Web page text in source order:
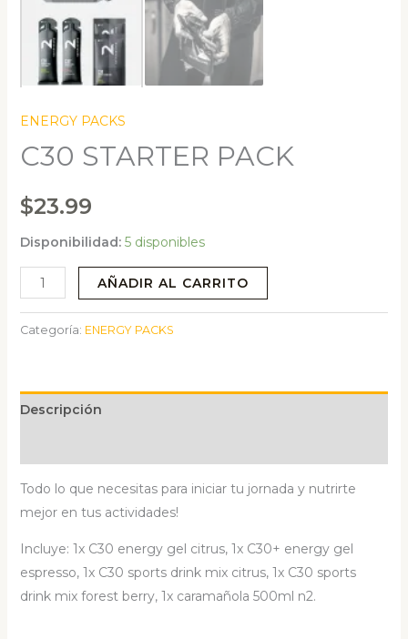
ENERGY PACKS
C30 STARTER PACK
$23.99
Disponibilidad: 5 disponibles
C30
STARTER
PACK
AÑADIR AL CARRITO
Categoría: ENERGY PACKS
Descripción
Todo lo que necesitas para iniciar tu jornada y nutrirte
mejor en tus actividades!
Incluye: 1x C30 energy gel citrus, 1x C30+ energy gel
espresso, 1x C30 sports drink mix citrus, 1x C30 sports
drink mix forest berry, 1x caramañola 500ml n2.